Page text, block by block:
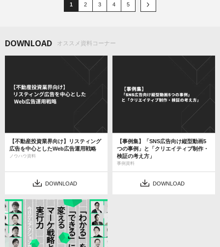
1 2 3 4 5
DOWNLOAD オススメ資料コーナー
【不動産投資業界向け】リスティング
広告を中心としたWeb広告運用戦略
ノウハウ資料
DOWNLOAD
【事例集】「SNS広告向け縦型動画5
つの事例」と「クリエイティブ制作・
検証の考え方」
事例資料
DOWNLOAD